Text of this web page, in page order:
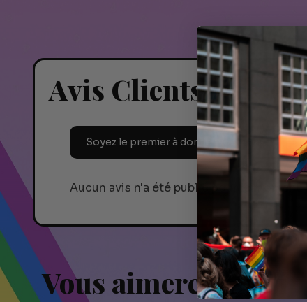
Avis Clients
Soyez le premier à donner votre avis !
Aucun avis n'a été publié pour le moment.
Vous aimerez aussi